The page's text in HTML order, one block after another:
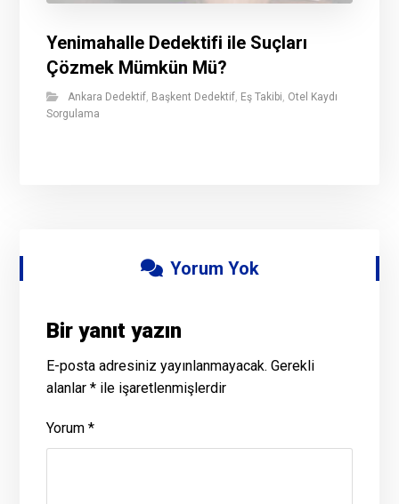
Yenimahalle Dedektifi ile Suçları
Çözmek Mümkün Mü?
Ankara Dedektif Başkent Dedektif Eş Takibi Otel Kaydı
Sorgulama
Yorum Yok
Bir yanıt yazın
E-posta adresiniz yayınlanmayacak. Gerekli
alanlar* ile işaretlenmişlerdir
Yorum*